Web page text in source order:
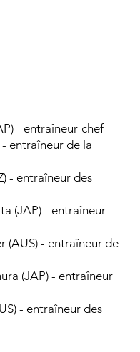
- entraîneur-chef
- entraîneur de la
- entraîneur des
(JAP) - entraîneur
(AUS) - entraîneur de
(JAP) - entraîneur
- entraîneur des